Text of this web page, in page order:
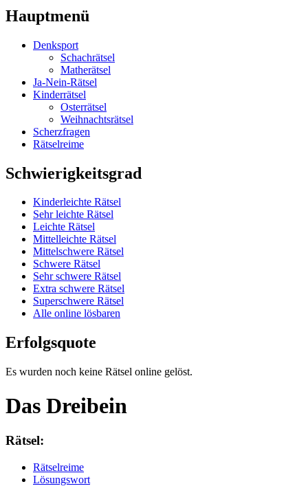
Hauptmenü
Denksport
Schachrätsel
Matherätsel
Ja-Nein-Rätsel
Kinderrätsel
Osterrätsel
Weihnachtsrätsel
Scherzfragen
Rätselreime
Schwierigkeitsgrad
Kinderleichte Rätsel
Sehr leichte Rätsel
Leichte Rätsel
Mittelleichte Rätsel
Mittelschwere Rätsel
Schwere Rätsel
Sehr schwere Rätsel
Extra schwere Rätsel
Superschwere Rätsel
Alle online lösbaren
Erfolgsquote
Es wurden noch keine Rätsel online gelöst.
Das Dreibein
Rätsel:
Rätselreime
Lösungswort